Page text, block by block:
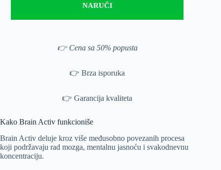
NARUČI
👉 Cena sa 50% popusta
👉 Brza isporuka
👉 Garancija kvaliteta
Kako Brain Activ funkcioniše
Brain Activ deluje kroz više međusobno povezanih procesa
koji podržavaju rad mozga, mentalnu jasnoću i svakodnevnu
koncentraciju.